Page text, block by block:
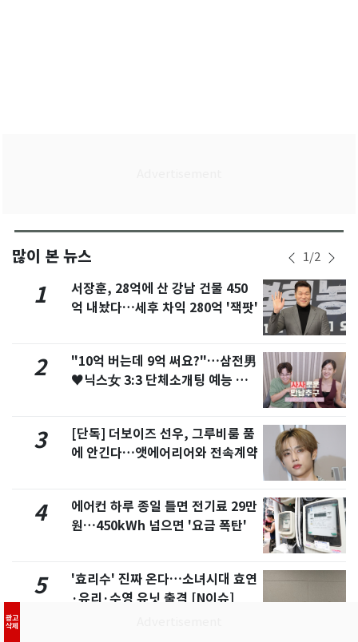
많이 본 뉴스 1/2
1
서장훈, 28억에 산 강남 건물 450
억 내놨다…세후 차익 280억 '잭팟'
2
"10억 버는데 9억 써요?"…삼전男
♥닉스女 3:3 단체소개팅 예능 화
3
[단독] 더보이즈 선우, 그루비룸 품
에 안긴다…앳에어리어와 전속계약
4
에어컨 하루 종일 틀면 전기료 29만
원…450kWh 넘으면 '요금 폭탄'
5
'효리수' 진짜 온다…소녀시대 효연
·유리·수영 유닛 출격 [N이슈]
광고
삭제